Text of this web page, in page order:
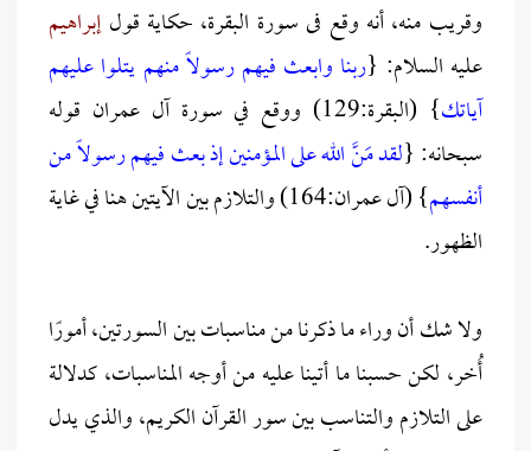
وقريب منه، أنه وقع فى سورة البقرة، حكاية قولإبراهيم
عليه السلام: {ربنا وابعث فيهم رسولاً منهم يتلوا عليهم
آياتك
} (البقرة:129) ووقع في سورة آل عمران قوله
سبحانه: {لقد مَنَّ الله على المؤمنين إذ بعث فيهم رسولاً من
أنفسهم
} (آل عمران:164) والتلازم بين الآيتين هنا في غاية
الظهور.
ولا شك أن وراء ما ذكرنا من مناسبات بين السورتين، أمورًا
أُخر، لكن حسبنا ما أتينا عليه من أوجه المناسبات، كدلالة
على التلازم والتناسب بين سور القرآن الكريم، والذي يدل